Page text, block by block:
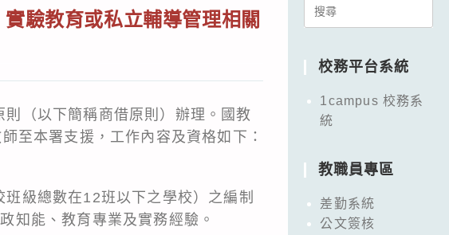
驗教育或私立輔導管理相關
（以下簡稱商借原則）辦理。國教
至本署支援，工作內容及資格如下：
級總數在12班以下之學校）之編制
知能、教育專業及實務經驗。
Search
校務平台系統
1campus 校務系
統
教職員專區
差勤系統
公文簽核